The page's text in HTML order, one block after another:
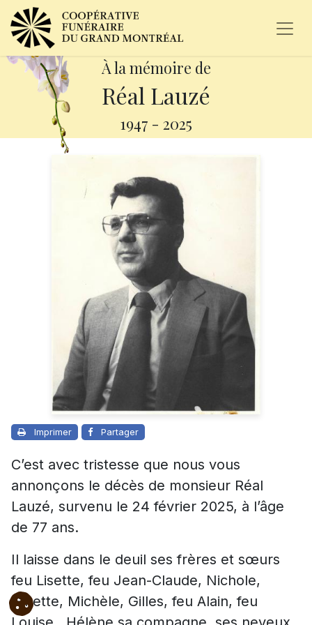
À la mémoire de
Réal Lauzé
1947 - 2025
Imprimer Partager
C’est avec tristesse que nous vous
annonçons le décès de monsieur Réal
Lauzé, survenu le 24 février 2025, à l’âge
de 77 ans.
Il laisse dans le deuil ses frères et sœurs
feu Lisette, feu Jean-Claude, Nichole,
Ginette, Michèle, Gilles, feu Alain, feu